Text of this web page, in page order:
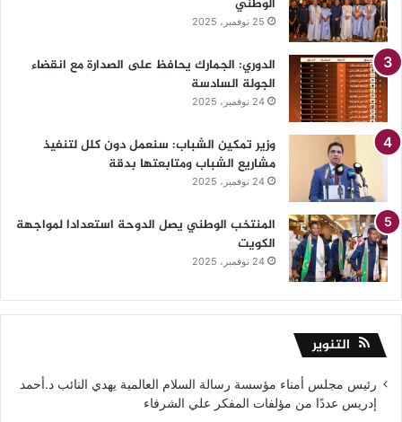
25 نوفمبر، 2025
الدوري: الجمارك يحافظ على الصدارة مع انقضاء
الجولة السادسة
24 نوفمبر، 2025
وزير تمكين الشباب: سنعمل دون كلل لتنفيذ
مشاريع الشباب ومتابعتها بدقة
24 نوفمبر، 2025
المنتخب الوطني يصل الدوحة استعدادا لمواجهة
الكويت
24 نوفمبر، 2025
التنوير
رئيس مجلس أمناء مؤسسة رسالة السلام العالمية يهدي النائب د.أحمد
إدريس عددًا من مؤلفات المفكر علي الشرفاء